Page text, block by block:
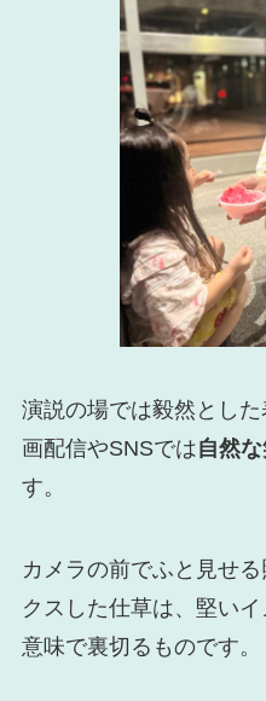
演説の場では毅然とし
画配信やSNSでは自然
す。
カメラの前でふと見せ
クスした仕草は、堅い
意味で裏切るものです。